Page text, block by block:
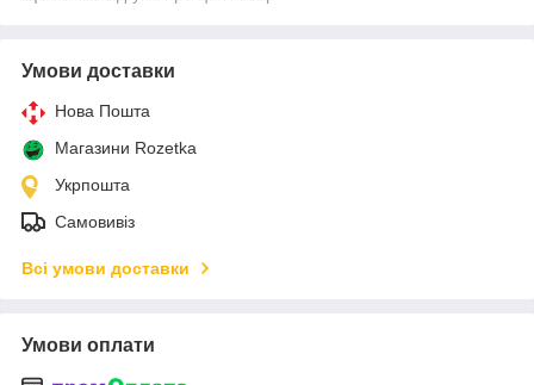
Умови доставки
Нова Пошта
Магазини Rozetka
Укрпошта
Самовивіз
Всі умови доставки
Умови оплати